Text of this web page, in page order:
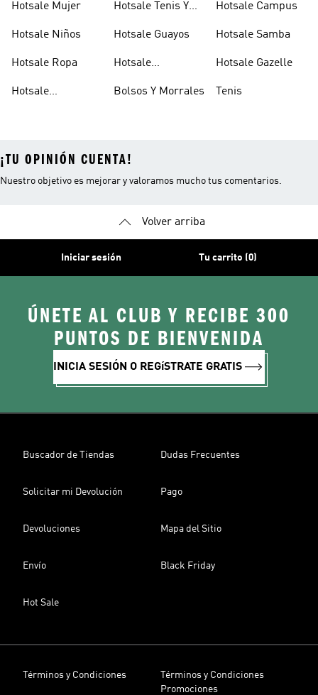
Hotsale Mujer
Hotsale Niños
Hotsale Ropa
Hotsale
Hotsale Tenis Y
Hotsale Guayos
Hotsale
Bolsos Y Morrales
Hotsale Campus
Hotsale Samba
Hotsale Gazelle
Tenis
¡TU OPINIÓN CUENTA!
Nuestro objetivo es mejorar y valoramos mucho tus comentarios.
Volver arriba
Iniciar sesión Tu carrito (0)
ÚNETE AL CLUB Y RECIBE 300
PUNTOS DE BIENVENIDA
INICIA SESIÓN O REGíSTRATE GRATIS
Buscador de Tiendas Dudas Frecuentes
Solicitar mi Devolución Pago
Devoluciones Mapa del Sitio
Envío Black Friday
Hot Sale
Términos y Condiciones
Términos y Condiciones
Promociones